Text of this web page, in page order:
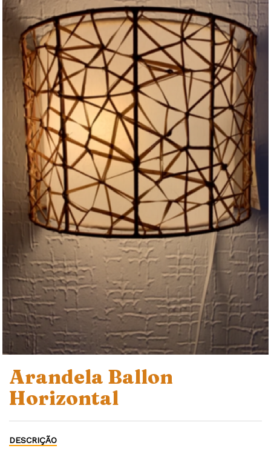
Arandela Ballon
Horizontal
DESCRIÇÃO